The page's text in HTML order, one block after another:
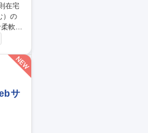
軟な
く業
サ